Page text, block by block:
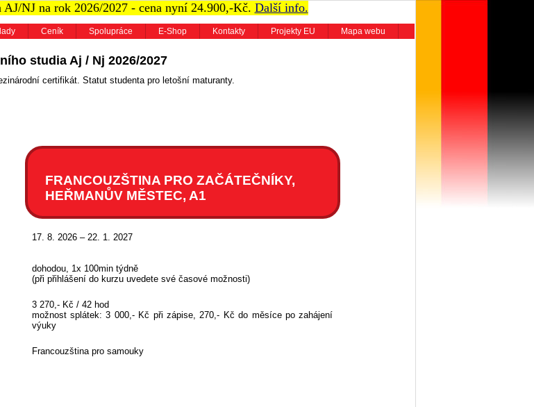
NJ na rok 2026/2027 - cena nyní 24.900,-Kč. Další info.
Ceník Spolupráce E-Shop Kontakty Projekty EU Mapa webu
studia Aj / Nj 2026/2027
certifikát. Statut studenta pro letošní maturanty.
FRANCOUZŠTINA PRO ZAČÁTEČNÍKY,
HEŘMANŮV MĚSTEC, A1
17. 8. 2026 – 22. 1. 2027
dohodou, 1x 100min týdně
(při přihlášení do kurzu uvedete své časové možnosti)
3 270,- Kč / 42 hod
možnost splátek: 3 000,- Kč při zápise, 270,- Kč do měsíce po zahájení
výuky
Francouzština pro samouky